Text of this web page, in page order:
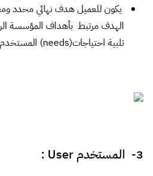
يكون للعميل هدف نهائي محدد
الهدف مرتبط بأهداف المؤسسة
تلبية احتياجات(needs) المستخدم.
3- المستخدم User :